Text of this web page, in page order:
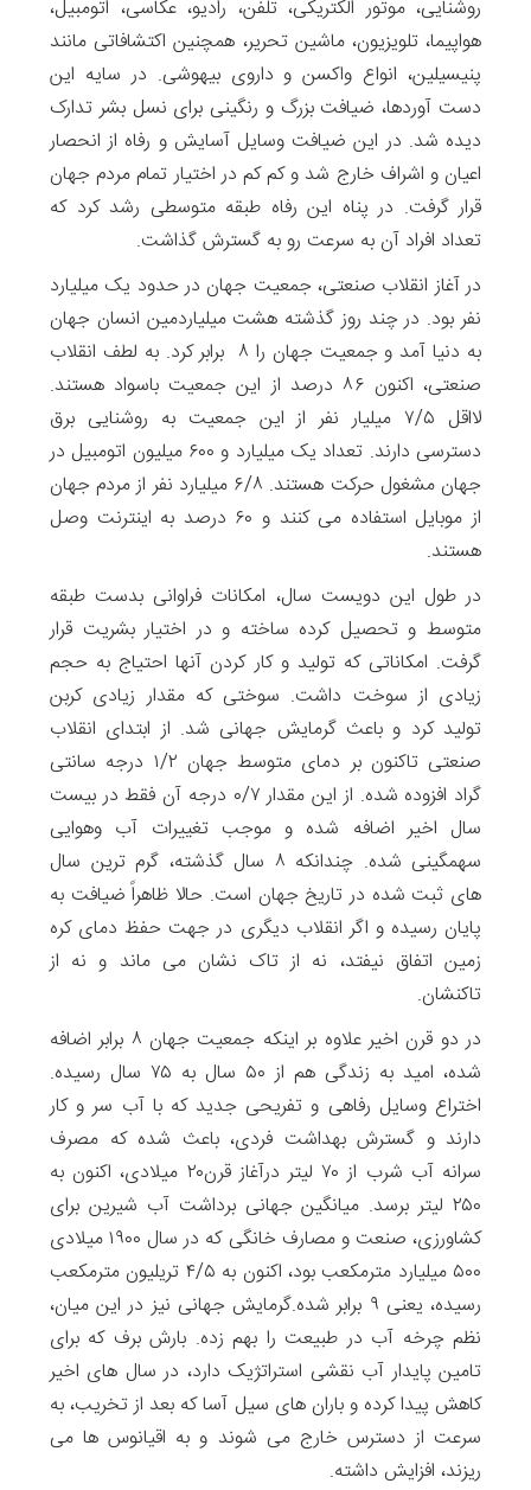
روشنایی، موتور الکتریکی، تلفن، رادیو، عکاسی، اتومبیل،
هواپیما، تلویزیون، ماشین تحریر، همچنین اکتشافاتی مانند
پنیسیلین، انواع واکسن و داروی بیهوشی. در سایه این
دست آوردها، ضیافت بزرگ و رنگینی برای نسل بشر تدارک
دیده شد. در این ضیافت وسایل آسایش و رفاه از انحصار
اعیان و اشراف خارج شد و کم کم در اختیار تمام مردم جهان
قرار گرفت. در پناه این رفاه طبقه متوسطی رشد کرد که
تعداد افراد آن به سرعت رو به گسترش گذاشت.
در آغاز انقلاب صنعتی، جمعیت جهان در حدود یک میلیارد
نفر بود. در چند روز گذشته هشت میلیاردمین انسان جهان
به دنیا آمد و جمعیت جهان را ۸ برابر کرد. به لطف انقلاب
صنعتی، اکنون ۸۶ درصد از این جمعیت باسواد هستند.
لااقل ۷/۵ میلیار نفر از این جمعیت به روشنایی برق
دسترسی دارند. تعداد یک میلیارد و ۶۰۰ میلیون اتومبیل در
جهان مشغول حرکت هستند. ۶/۸ میلیارد نفر از مردم جهان
از موبایل استفاده می کنند و ۶۰ درصد به اینترنت وصل
هستند.
در طول این دویست سال، امکانات فراوانی بدست طبقه
متوسط و تحصیل کرده ساخته و در اختیار بشریت قرار
گرفت. امکاناتی که تولید و کار کردن آنها احتیاج به حجم
زیادی از سوخت داشت. سوختی که مقدار زیادی کربن
تولید کرد و باعث گرمایش جهانی شد. از ابتدای انقلاب
صنعتی تاکنون بر دمای متوسط جهان ۱/۲ درجه سانتی
گراد افزوده شده. از این مقدار ۰/۷ درجه آن فقط در بیست
سال اخیر اضافه شده و موجب تغییرات آب وهوایی
سهمگینی شده. چندانکه ۸ سال گذشته، گرم ترین سال
های ثبت شده در تاریخ جهان است. حالا ظاهراً ضیافت به
پایان رسیده و اگر انقلاب دیگری در جهت حفظ دمای کره
زمین اتفاق نیفتد، نه از تاک نشان می ماند و نه از
تاکنشان.
در دو قرن اخیر علاوه بر اینکه جمعیت جهان ۸ برابر اضافه
شده، امید به زندگی هم از ۵۰ سال به ۷۵ سال رسیده.
اختراع وسایل رفاهی و تفریحی جدید که با آب سر و کار
دارند و گسترش بهداشت فردی، باعث شده که مصرف
سرانه آب شرب از ۷۰ لیتر درآغاز قرن۲۰ میلادی، اکنون به
۲۵۰ لیتر برسد. میانگین جهانی برداشت آب شیرین برای
کشاورزی، صنعت و مصارف خانگی که در سال ۱۹۰۰ میلادی
۵۰۰ میلیارد مترمکعب بود، اکنون به ۴/۵ تریلیون مترمکعب
رسیده، یعنی ۹ برابر شده.گرمایش جهانی نیز در این میان،
نظم چرخه آب در طبیعت را بهم زده. بارش برف که برای
تامین پایدار آب نقشی استراتژیک دارد، در سال های اخیر
کاهش پیدا کرده و باران های سیل آسا که بعد از تخریب، به
سرعت از دسترس خارج می شوند و به اقیانوس ها می
ریزند، افزایش داشته.